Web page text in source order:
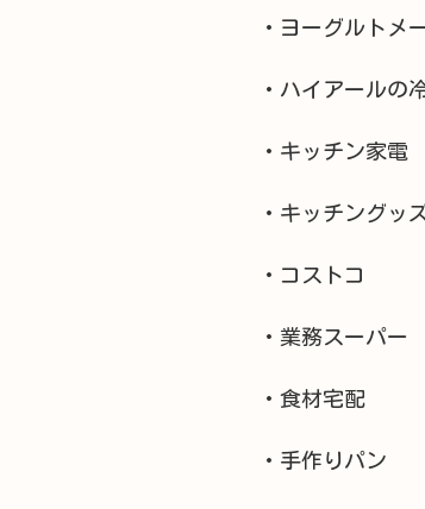
・ヨーグルトメ
・ハイアールの
・キッチン家電
・キッチングッ
・コストコ
・業務スーパー
・食材宅配
・手作りパン